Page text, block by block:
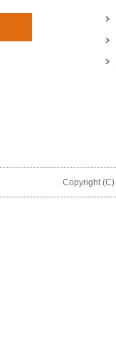
Copyright